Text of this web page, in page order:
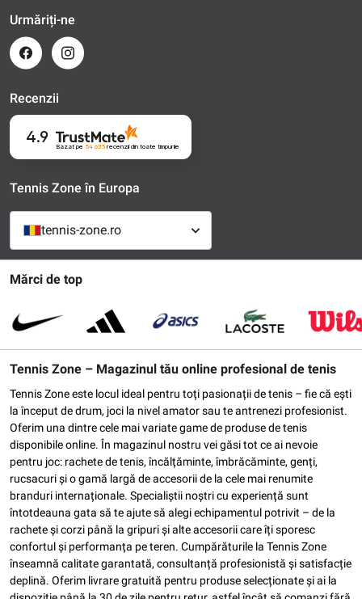
Mărci de top
Tennis Zone – Magazinul tău online profesional de tenis
Tennis Zone este locul ideal pentru toți pasionații de tenis – fie că ești
la început de drum, joci la nivel amator sau te antrenezi profesionist.
Oferim una dintre cele mai variate game de produse de tenis
disponibile online. În magazinul nostru vei găsi tot ce ai nevoie
pentru joc: rachete de tenis, încălțăminte, îmbrăcăminte, genți,
rucsacuri și o gamă largă de accesorii de la cele mai renumite
branduri internaționale. Specialiștii noștri cu experiență sunt
întotdeauna gata să te ajute să alegi echipamentul potrivit – de la
rachete și corzi până la gripuri și alte accesorii care îți sporesc
confortul și performanța pe teren. Cumpărăturile la Tennis Zone
înseamnă calitate garantată, consultanță profesionistă și satisfacție
deplină. Oferim livrare gratuită pentru produse selecționate și ai la
Urmăriți-ne
Recenzii
4.9
Bazat pe 54 635recenziidin toate timpurile
Tennis Zone în Europa
tennis-zone.ro